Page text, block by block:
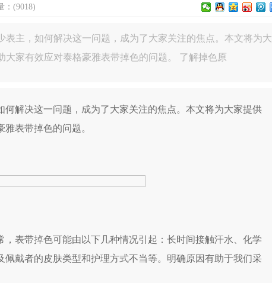
：(9018)
表主，如何解决这一问题，成为了大家关注的焦点。本文将为大
大家有效应对泰格豪雅表带掉色的问题。 了解掉色原
解决这一问题，成为了大家关注的焦点。本文将为大家提供
表带掉色的问题。
表带掉色可能由以下几种情况引起：长时间接触汗水、化学
戴者的皮肤类型和护理方式不当等。明确原因有助于我们采